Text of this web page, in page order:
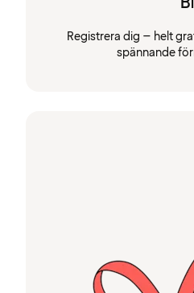
Registrera dig – helt
spännande